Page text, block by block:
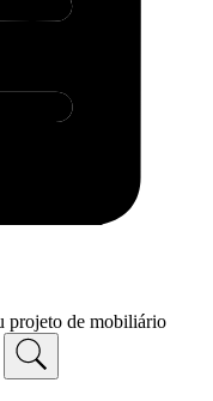
projeto de mobiliário